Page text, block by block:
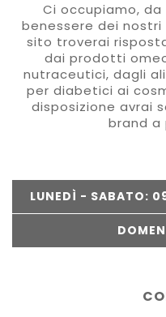
Ci occupiamo,
benessere dei nostri
sito troverai
dai prodotti
nutraceutici, dagli
per diabetici ai
disposizione avrai
brand a
LUNEDÌ - SABATO: